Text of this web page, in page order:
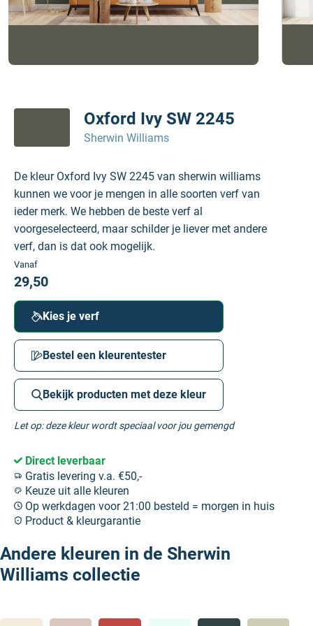
Oxford Ivy SW 2245
Sherwin Williams
De kleur Oxford Ivy SW 2245 van sherwin williams
kunnen we voor je mengen in alle soorten verf van
ieder merk. We hebben de beste verf al
voorgeselecteerd, maar schilder je liever met andere
verf, dan is dat ook mogelijk.
Vanaf
29,50
Kies je verf
Bestel een kleurentester
Bekijk producten met deze kleur
Let op: deze kleur wordt speciaal voor jou gemengd
Direct leverbaar
Gratis levering v.a. €50,-
Keuze uit alle kleuren
Op werkdagen voor 21:00 besteld = morgen in huis
Product & kleurgarantie
Andere kleuren in de Sherwin
Williams collectie